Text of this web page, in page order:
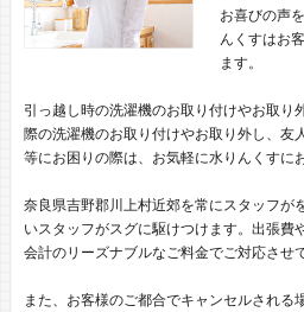
お喜びの声
んくすはお
ます。
引っ越し時の洗濯機のお取り付けやお取り
際の洗濯機のお取り付けやお取り外し、友
等にお困りの際は、お気軽に水りんくすに
奈良県吉野郡川上村近郊を常にスタッフが
いスタッフがスグに駆けつけます。出張費
会計のリーズナブルなご料金でご対応させ
また、お客様のご都合でキャンセルされる